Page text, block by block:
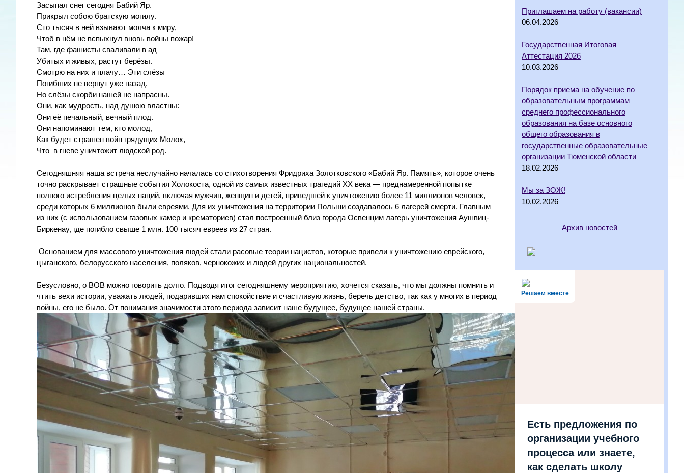
Приглашаем на работу (вакансии)
06.04.2026
Государственная Итоговая
Аттестация 2026
10.03.2026
Порядок приема на обучение по
образовательным программам
среднего профессионального
образования на базе основного
общего образования в
государственные образовательные
организации Тюменской области
18.02.2026
Мы за ЗОЖ!
10.02.2026
Архив новостей
Решаем вместе
Есть предложения по
организации учебного
процесса или знаете,
как сделать школу
Засыпал снег сегодня Бабий Яр.
Прикрыл собою братскую могилу.
Сто тысяч в ней взывают молча к миру,
Чтоб в нём не вспыхнул вновь войны пожар!
Там, где фашисты сваливали в ад
Убитых и живых, растут берёзы.
Смотрю на них и плачу… Эти слёзы
Погибших не вернут уже назад.
Но слёзы скорби нашей не напрасны.
Они, как мудрость, над душою властны:
Они её печальный, вечный плод.
Они напоминают тем, кто молод,
Как будет страшен войн грядущих Молох,
Что в гневе уничтожит людской род.
Сегодняшняя наша встреча неслучайно началась со стихотворения Фридриха Золотковского «Бабий Яр. Память», которое очень
точно раскрывает страшные события Холокоста, одной из самых известных трагедий XX века — преднамеренной попытке
полного истребления целых наций, включая мужчин, женщин и детей, приведшей к уничтожению более 11 миллионов человек,
среди которых 6 миллионов были евреями. Для их уничтожения на территории Польши создавалось 6 лагерей смерти. Главным
из них (с использованием газовых камер и крематориев) стал построенный близ города Освенцим лагерь уничтожения Аушвиц-
Биркенау, где погибло свыше 1 млн. 100 тысяч евреев из 27 стран.
Основанием для массового уничтожения людей стали расовые теории нацистов, которые привели к уничтожению еврейского,
цыганского, белорусского населения, поляков, чернокожих и людей других национальностей.
Безусловно, о ВОВ можно говорить долго. Подводя итог сегодняшнему мероприятию, хочется сказать, что мы должны помнить и
чтить вехи истории, уважать людей, подаривших нам спокойствие и счастливую жизнь, беречь детство, так как у многих в период
войны, его не было. От понимания значимости этого периода зависит наше будущее, будущее нашей страны.